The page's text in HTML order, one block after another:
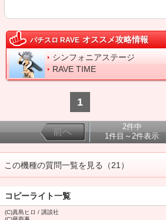
パチスロ RAVE オススメ攻略情報
シンフォニアステージ
RAVE TIME
1
前へ
2件中
1件目～2件表示
この機種の質問一覧を見る（21）
コピーライト一覧
(C)真島ヒロ / 講談社